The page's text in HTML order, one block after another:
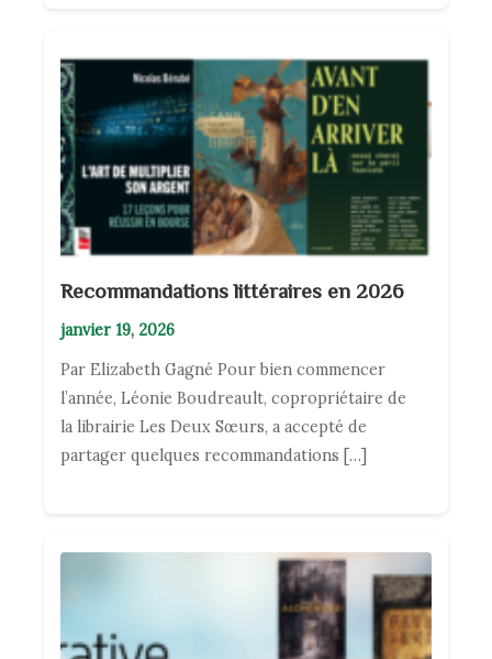
Recommandations littéraires en 2026
janvier 19, 2026
Par Elizabeth Gagné Pour bien commencer
l’année, Léonie Boudreault, copropriétaire de
la librairie Les Deux Sœurs, a accepté de
partager quelques recommandations […]